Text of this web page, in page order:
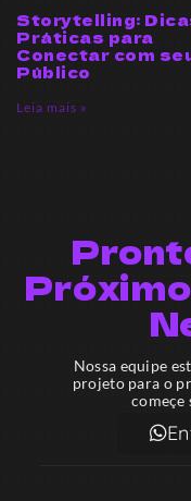
Storytelling:
Práticas para
Conectar com
Público
Leia mais »
Nossa equipe
projeto para o
começe